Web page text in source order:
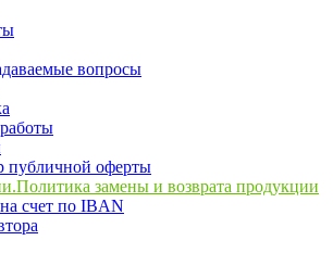
вопросы
публичной оферты
замены и возврата продукции
счет по IBAN